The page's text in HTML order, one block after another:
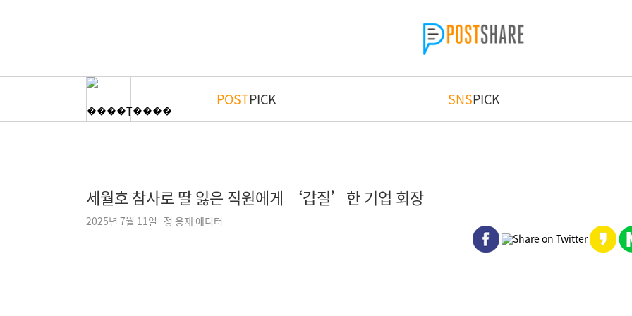
POSTPICK SNSPICK
세월호 참사로 딸 잃은 직원에게 ‘갑질’한 기업 회장
2025년 7월 11일 정 용재 에디터